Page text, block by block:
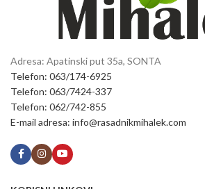
Adresa: Apatinski put 35a, SONTA
Telefon: 063/174-6925
Telefon: 063/7424-337
Telefon: 062/742-855
E-mail adresa: info@rasadnikmihalek.com